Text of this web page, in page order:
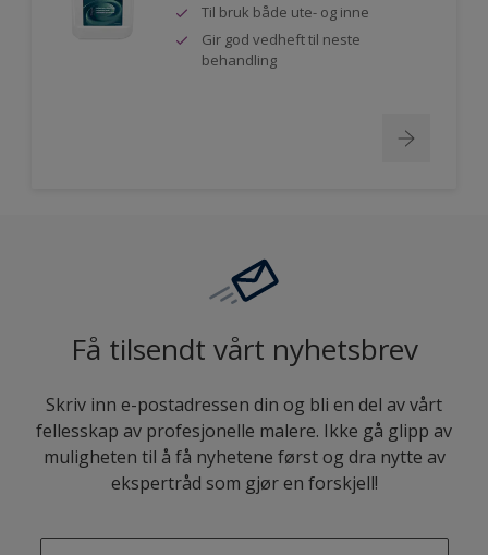
Til bruk både ute- og inne
Gir god vedheft til neste
behandling
Få tilsendt vårt nyhetsbrev
Skriv inn e-postadressen din og bli en del av vårt
fellesskap av profesjonelle malere. Ikke gå glipp av
muligheten til å få nyhetene først og dra nytte av
ekspertråd som gjør en forskjell!